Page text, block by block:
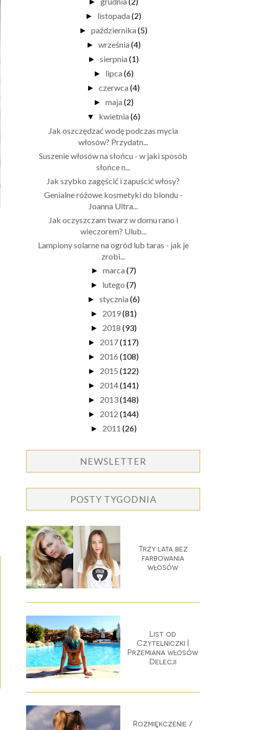
►
► listopada (2)
► października (5)
► września (4)
► sierpnia (1)
► lipca (6)
► czerwca (4)
► maja (2)
▼ kwietnia (6)
Jak oszczędzać wodę podczas mycia
włosów? Przydatn...
Suszenie włosów na słońcu - w jaki sposób
słońce n...
Jak szybko zagęścić i zapuścić włosy?
Genialne różowe kosmetyki do blondu -
Joanna Ultra...
Jak oczyszczam twarz w domu rano i
wieczorem? Ulub...
Lampiony solarne na ogród lub taras - jak je
zrobi...
► marca (7)
► lutego (7)
► stycznia (6)
► 2019(81)
► 2018 (93)
► 2017(117)
► 2016 (108)
► 2015 (122)
► 2014(141)
► 2013(148)
► 2012 (144)
► 2011 (26)
NEWSLETTER
POSTY TYGODNIA
Trzy lata bez
farbowania
włosów
List od
Czytelniczki |
Przemiana włosów
Delecji
Rozmiękczenie /